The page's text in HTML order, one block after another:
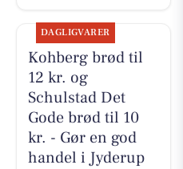
DAGLIGVARER
Kohberg brød til
12 kr. og
Schulstad Det
Gode brød til 10
kr. - Gør en god
handel i Jyderup